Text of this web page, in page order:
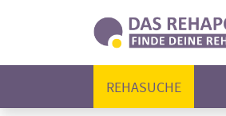
REHASUCHE